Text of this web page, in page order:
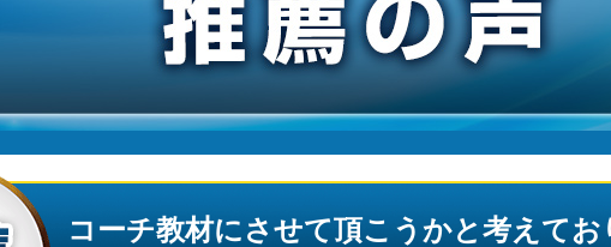
コーチ教材にさせて頂こうかと考えてお